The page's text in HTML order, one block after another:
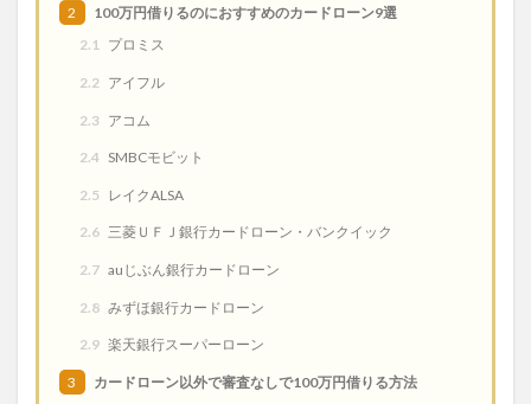
2
100万円借りるのにおすすめのカードローン9選
2.1 プロミス
2.2 アイフル
2.3 アコム
2.4 SMBCモビット
2.5 レイクALSA
2.6 三菱ＵＦＪ銀行カードローン・バンクイック
2.7 auじぶん銀行カードローン
2.8 みずほ銀行カードローン
2.9 楽天銀行スーパーローン
3
カードローン以外で審査なしで100万円借りる方法